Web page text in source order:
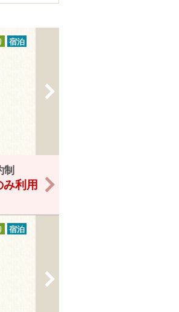
宿泊
利用
>
宿泊